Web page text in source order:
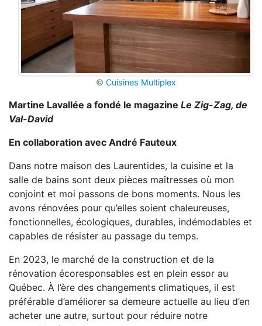
© Cuisines Multiplex
Martine Lavallée a fondé le magazine Le Zig-Zag, de
Val-David
En collaboration avec André Fauteux
Dans notre maison des Laurentides, la cuisine et la
salle de bains sont deux pièces maîtresses où mon
conjoint et moi passons de bons moments. Nous les
avons rénovées pour qu’elles soient chaleureuses,
fonctionnelles, écologiques, durables, indémodables et
capables de résister au passage du temps.
En 2023, le marché de la construction et de la
rénovation écoresponsables est en plein essor au
Québec. À l’ère des changements climatiques, il est
préférable d’améliorer sa demeure actuelle au lieu d’en
acheter une autre, surtout pour réduire notre